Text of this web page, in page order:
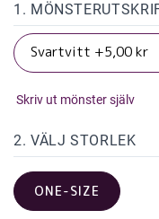
1.
Skriv ut mönster själv
2. VÄLJ STORLEK
ONE-SIZE